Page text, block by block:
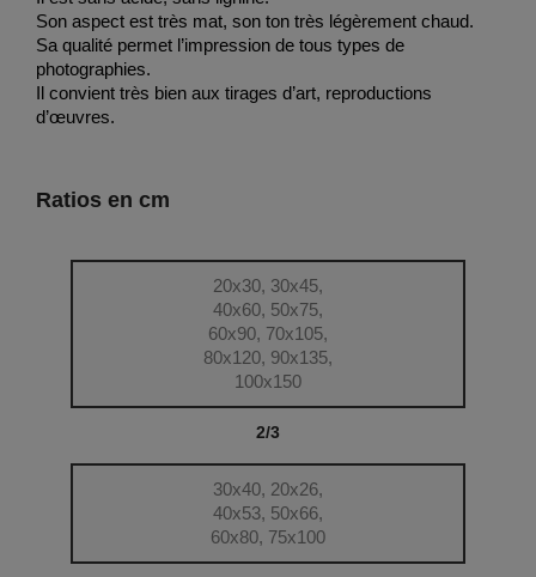
Son aspect est très mat, son ton très légèrement chaud.
Sa qualité permet l’impression de tous types de
photographies.
Il convient très bien aux tirages d’art, reproductions
d’œuvres.
Ratios en cm
20x30, 30x45,
40x60, 50x75,
60x90, 70x105,
80x120, 90x135,
100x150
2/3
30x40, 20x26,
40x53, 50x66,
60x80, 75x100